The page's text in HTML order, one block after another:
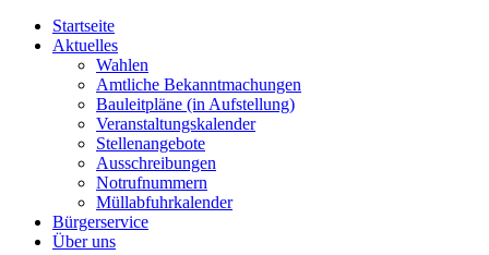
Startseite
Aktuelles
Wahlen
Amtliche Bekanntmachungen
Bauleitpläne (in Aufstellung)
Veranstaltungskalender
Stellenangebote
Ausschreibungen
Notrufnummern
Müllabfuhrkalender
Bürgerservice
Über uns